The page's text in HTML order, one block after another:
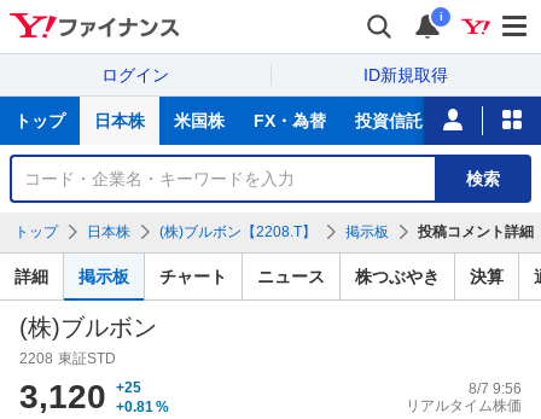
i
ログイン ID新規取得
サ
トップ 日本株 米国株 FX・為替 投資信託 ニュース
銘
検
索
検索
トップ 日本株 (株)ブルボン【2208.T】 掲示板 投稿コメント詳細
詳細 掲示板 チャート ニュース 株つぶやき 決算
(株)ブルボン
2208 東証STD
3,120
+25
+0.81 %
8/7 9:56
リアルタイム株価